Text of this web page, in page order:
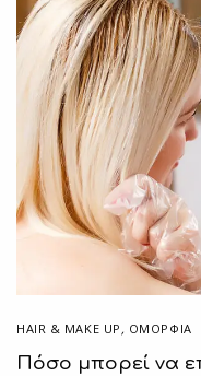
HAIR & MAKE UP , ΟΜΟΡΦΙΑ
Πόσο μπορεί να